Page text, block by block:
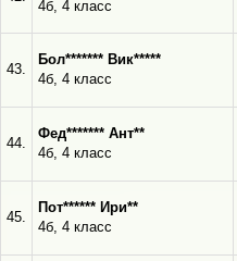
4б, 4 класс
43.
Бол******* Вик*****
4б, 4 класс
44.
Фед******* Ант**
4б, 4 класс
45.
Пот****** Ири**
4б, 4 класс